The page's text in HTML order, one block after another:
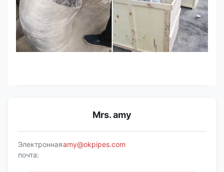
Mrs. amy
Электронная
почта:
amy@okpipes.com